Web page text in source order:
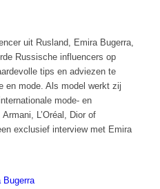
uit Rusland, Emira Bugerra,
Russische influencers op
tips en adviezen te
en mode. Als model werkt zij
mode- en
L’Oréal, Dior of
exclusief interview met Emira
Bugerra